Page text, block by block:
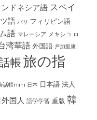
ンドネシア語 スペイ
語 パリ フィリピン語
語 マレーシア メキシコ ロ
湾華語 外国語 戸加里康
帳旅の指
話帳mini 日本 日本語 法人
国人 語学学習 重版 韓